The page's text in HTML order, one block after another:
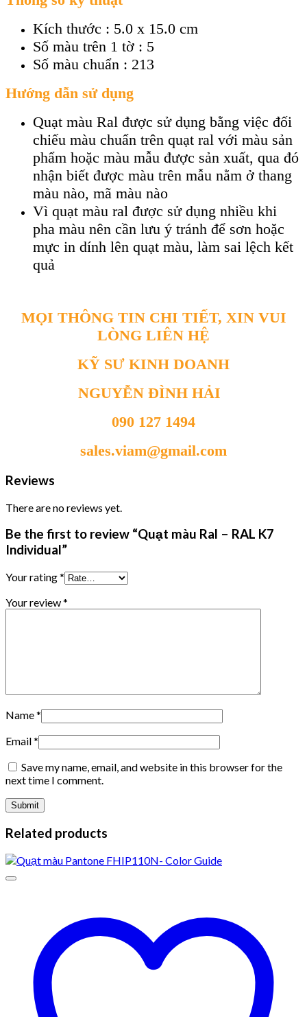
Kích thước : 5.0 x 15.0 cm
Số màu trên 1 tờ : 5
Số màu chuẩn : 213
Hướng dẫn sử dụng
Quạt màu Ral được sử dụng bằng việc đối
chiếu màu chuẩn trên quạt ral với màu sản
phẩm hoặc màu mẫu được sản xuất, qua đó
nhận biết được màu trên mẫu nằm ở thang
màu nào, mã màu nào
Vì quạt màu ral được sử dụng nhiều khi
pha màu nên cần lưu ý tránh để sơn hoặc
mực in dính lên quạt màu, làm sai lệch kết
quả
MỌI THÔNG TIN CHI TIẾT, XIN VUI
LÒNG LIÊN HỆ
KỸ SƯ KINH DOANH
NGUYỄN ĐÌNH HẢI
090 127 1494
sales.viam@gmail.com
Reviews
There are no reviews yet.
Be the first to review “Quạt màu Ral – RAL K7
Individual”
Your rating*
Your review*
Name*
Email*
Save my name, email, and website in this browser for the
next time I comment.
Related products